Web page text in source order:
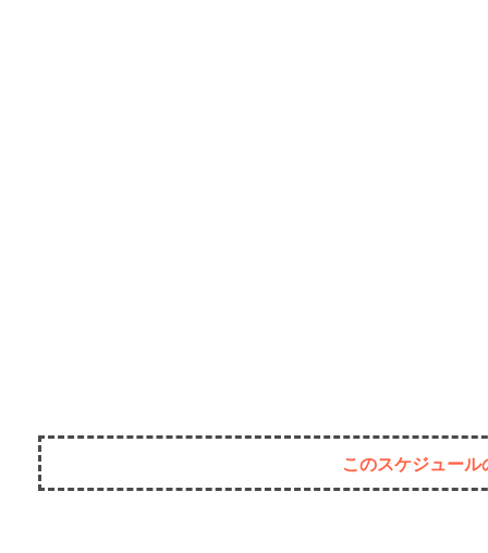
このスケジュー